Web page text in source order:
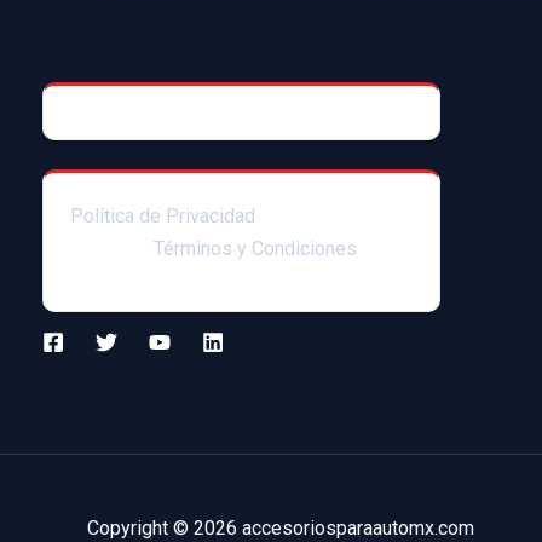
© 2025 AccesoriosParaAutoMX
Política de Privacidad
Términos y Condiciones
Copyright © 2026 accesoriosparaautomx.com